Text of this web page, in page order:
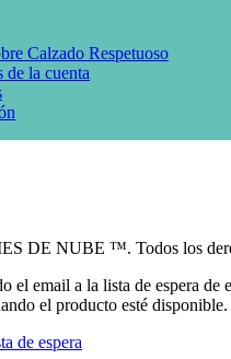
Calzado Respetuoso
de la cuenta
DE NUBE ™. Todos los
el email a la lista de espera de
el producto esté disponible.
de espera